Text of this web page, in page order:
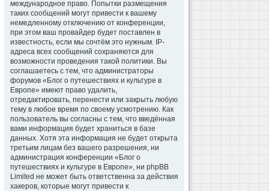
международное право. Попытки размещения
таких сообщений могут привести к вашему
немедленному отключению от конференции,
при этом ваш провайдер будет поставлен в
известность, если мы сочтём это нужным. IP-
адреса всех сообщений сохраняются для
возможности проведения такой политики. Вы
соглашаетесь с тем, что администраторы
форумов «Блог о путешествиях и культуре в
Европе» имеют право удалить,
отредактировать, перенести или закрыть любую
тему в любое время по своему усмотрению. Как
пользователь вы согласны с тем, что введённая
вами информация будет храниться в базе
данных. Хотя эта информация не будет открыта
третьим лицам без вашего разрешения, ни
администрация конференции «Блог о
путешествиях и культуре в Европе», ни phpBB
Limited не может быть ответственна за действия
хакеров, которые могут привести к